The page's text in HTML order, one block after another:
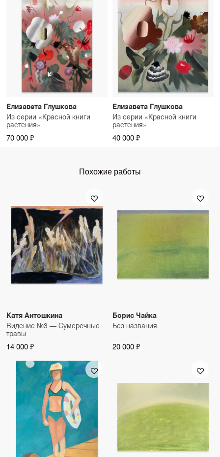
Елизавета Глушкова
Из серии «Красной книги
растения»
70 000 ₽
Елизавета Глушкова
Из серии «Красной книги
растения»
40 000 ₽
Похожие работы
Катя Антошкина
Видение №3 — Сумеречные
травы
14 000 ₽
Борис Чайка
Без названия
20 000 ₽